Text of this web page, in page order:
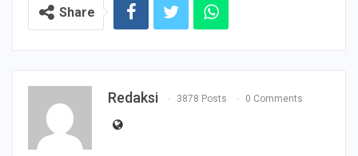
Share
Redaksi 3878 Posts 0 Comments